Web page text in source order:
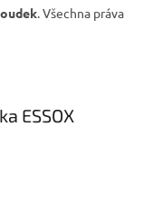
. Všechna práva
ESSOX